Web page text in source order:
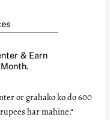
& Earn
or grahako ko do 600
har mahine.“